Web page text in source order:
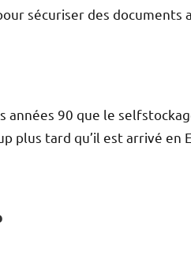
sécuriser des documents
années 90 que le
plus tard qu’il est arrivé en